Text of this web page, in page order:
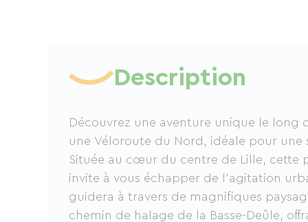
Description
Découvrez une aventure unique le long
une Véloroute du Nord, idéale pour une
Située au cœur du centre de Lille, cette
invite à vous échapper de l'agitation
guidera à travers de magnifiques
chemin de halage de la Basse-Deûle,